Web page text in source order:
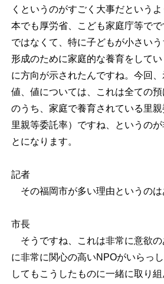
くというのがすごく大事だという
本でも厚労省、こども家庭庁等で
ではなくて、特に子どもが小さい
形成のために家庭的な養育をして
に方向が示されたんですね。今回
値、値については、これは全ての
のうち、家庭で養育されている里親
里親等委託率）ですね、というの
とになります。
記者
その福岡市が多い理由というのは
市長
そうですね、これは非常に意欲の
に非常に関心の高いNPOがいらっ
してもこうしたものに一緒に取り